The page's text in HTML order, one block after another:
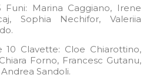
Funi: Marina Caggiano, Irene
Sophia Nechifor, Valeriia
10 Clavette: Cloe Chiarottino,
Forno, Francesc Gutanu,
Sandoli.